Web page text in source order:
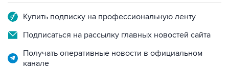
Купить подписку на профессиональную ленту
Подписаться на рассылку главных новостей сайта
Получать оперативные новости в официальном
канале